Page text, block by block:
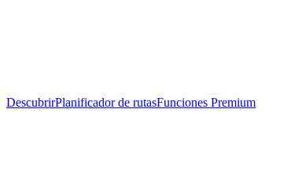
DescubrirPlanificador de rutasFunciones Premium